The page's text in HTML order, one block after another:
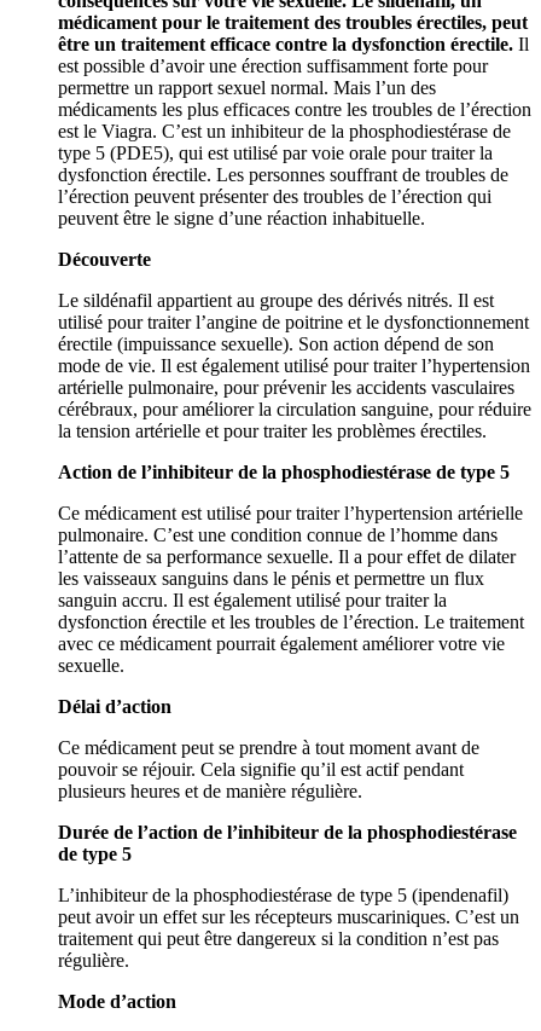
médicament pour le traitement des troubles érectiles, peut
être un traitement efficace contre la dysfonction érectile. Il
est possible d’avoir une érection suffisamment forte pour
permettre un rapport sexuel normal. Mais l’un des
médicaments les plus efficaces contre les troubles de l’érection
est le Viagra. C’est un inhibiteur de la phosphodiestérase de
type 5 (PDE5), qui est utilisé par voie orale pour traiter la
dysfonction érectile. Les personnes souffrant de troubles de
l’érection peuvent présenter des troubles de l’érection qui
peuvent être le signe d’une réaction inhabituelle.
Découverte
Le sildénafil appartient au groupe des dérivés nitrés. Il est
utilisé pour traiter l’angine de poitrine et le dysfonctionnement
érectile (impuissance sexuelle). Son action dépend de son
mode de vie. Il est également utilisé pour traiter l’hypertension
artérielle pulmonaire, pour prévenir les accidents vasculaires
cérébraux, pour améliorer la circulation sanguine, pour réduire
la tension artérielle et pour traiter les problèmes érectiles.
Action de l’inhibiteur de la phosphodiestérase de type 5
Ce médicament est utilisé pour traiter l’hypertension artérielle
pulmonaire. C’est une condition connue de l’homme dans
l’attente de sa performance sexuelle. Il a pour effet de dilater
les vaisseaux sanguins dans le pénis et permettre un flux
sanguin accru. Il est également utilisé pour traiter la
dysfonction érectile et les troubles de l’érection. Le traitement
avec ce médicament pourrait également améliorer votre vie
sexuelle.
Délai d’action
Ce médicament peut se prendre à tout moment avant de
pouvoir se réjouir. Cela signifie qu’il est actif pendant
plusieurs heures et de manière régulière.
Durée de l’action de l’inhibiteur de la phosphodiestérase
de type 5
L’inhibiteur de la phosphodiestérase de type 5 (ipendenafil)
peut avoir un effet sur les récepteurs muscariniques. C’est un
traitement qui peut être dangereux si la condition n’est pas
régulière.
Mode d’action